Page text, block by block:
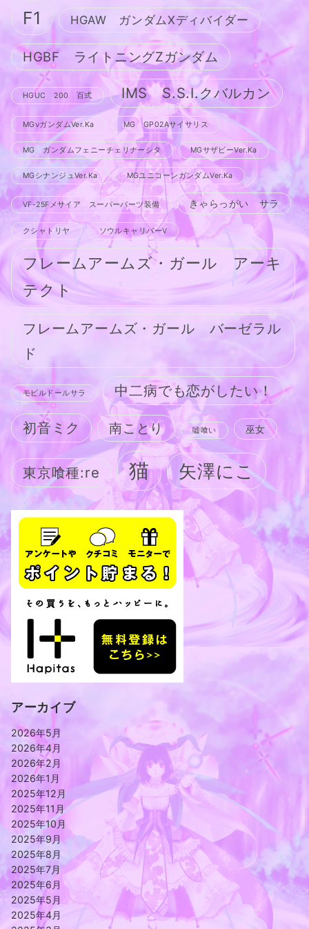
F1 HGAW ガンダムXディバイダー
HGBF ライトニングZガンダム
HGUC 200 百式 IMS S.S.I.クバルカン
MGνガンダムVer.Ka MG GP02Aサイサリス
MG ガンダムフェニーチェリナーシタ MGサザビーVer.Ka
MGシナンジュVer.Ka MGユニコーンガンダムVer.Ka
VF-25Fメサイア スーパーパーツ装備 きゃらっがい サラ
クシャトリヤ ソウルキャリバーV
フレームアームズ・ガール アーキ
テクト
フレームアームズ・ガール バーゼラル
ド
モビルドールサラ 中二病でも恋がしたい！
初音ミク 南ことり 嘘喰い 巫女
東京喰種:re 猫 矢澤にこ
アーカイブ
2026年5月
2026年4月
2026年2月
2026年1月
2025年12月
2025年11月
2025年10月
2025年9月
2025年8月
2025年7月
2025年6月
2025年5月
2025年4月